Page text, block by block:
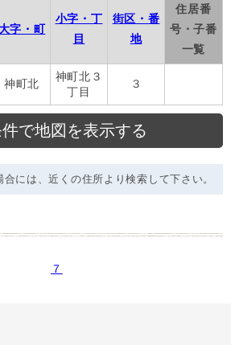
大字・町
小字・丁
目
街区・番
地
住居番
号・子番
一覧
神町北
神町北３
丁目
３
には、近くの住所より検索して下さい。
７